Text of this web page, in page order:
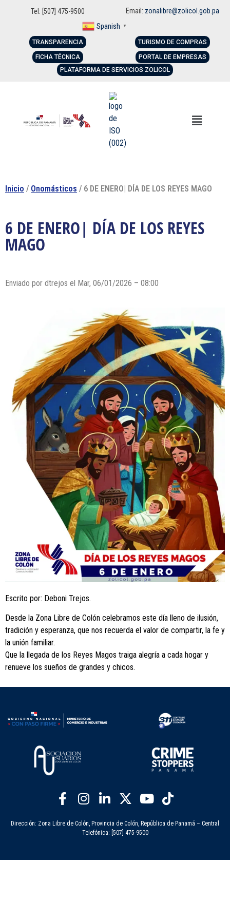
Tel: [507] 475-9500 Email: zonalibre@zolicol.gob.pa
Spanish ▼
TRANSPARENCIA
FICHA TÉCNICA
TURISMO DE COMPRAS
PORTAL DE EMPRESAS
PLATAFORMA DE SERVICIOS ZOLICOL
Inicio / Onomásticos / 6 DE ENERO| DÍA DE LOS REYES MAGO
6 DE ENERO| DÍA DE LOS REYES
MAGO
Enviado por dtrejos el Mar, 06/01/2026 – 08:00
Escrito por: Deboni Trejos.
Desde la Zona Libre de Colón celebramos este día lleno de ilusión,
tradición y esperanza, que nos recuerda el valor de compartir, la fe y
la unión familiar.
Que la llegada de los Reyes Magos traiga alegría a cada hogar y
renueve los sueños de grandes y chicos.
Dirección: Zona Libre de Colón, Provincia de Colón, República de Panamá – Central
Telefónica: [507] 475-9500